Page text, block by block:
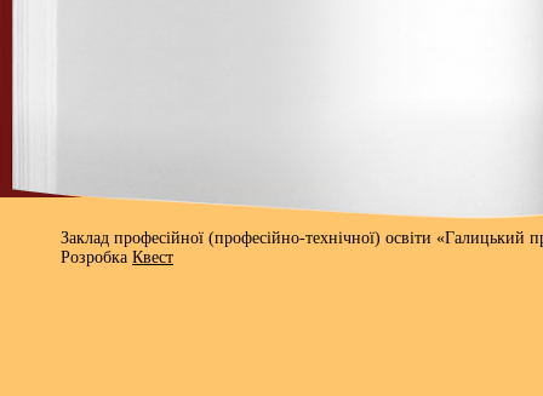
Заклад професійної (професійно-технічної) освіти
Розробка Квест